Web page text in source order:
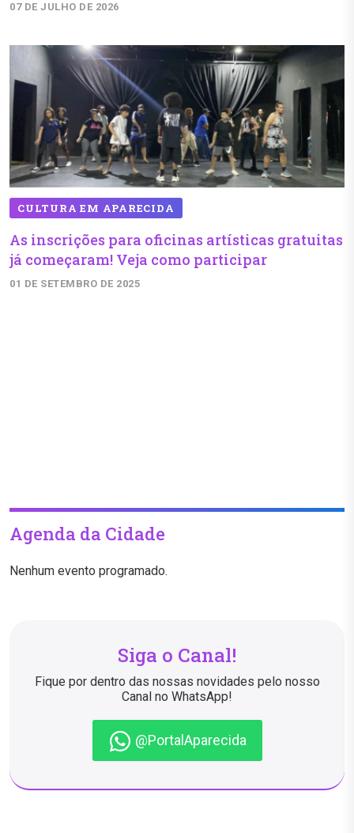
07 DE JULHO DE 2026
CULTURA EM APARECIDA
As inscrições para oficinas artísticas gratuitas
já começaram! Veja como participar
01 DE SETEMBRO DE 2025
Agenda da Cidade
Nenhum evento programado.
Siga o Canal!
Fique por dentro das nossas novidades pelo nosso
Canal no WhatsApp!
@PortalAparecida